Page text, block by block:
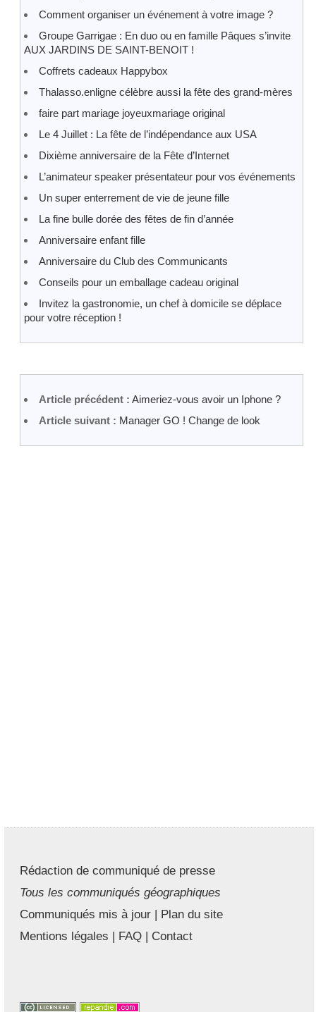
Comment organiser un événement à votre image ?
Groupe Garrigae : En duo ou en famille Pâques s’invite
AUX JARDINS DE SAINT-BENOIT !
Coffrets cadeaux Happybox
Thalasso.enligne célèbre aussi la fête des grand-mères
faire part mariage joyeuxmariage original
Le 4 Juillet : La fête de l’indépendance aux USA
Dixième anniversaire de la Fête d’Internet
L’animateur speaker présentateur pour vos événements
Un super enterrement de vie de jeune fille
La fine bulle dorée des fêtes de fin d’année
Anniversaire enfant fille
Anniversaire du Club des Communicants
Conseils pour un emballage cadeau original
Invitez la gastronomie, un chef à domicile se déplace
pour votre réception !
Article précédent : Aimeriez-vous avoir un Iphone ?
Article suivant : Manager GO ! Change de look
Rédaction de communiqué de presse
Tous les communiqués géographiques
Communiqués mis à jour | Plan du site
Mentions légales | FAQ | Contact